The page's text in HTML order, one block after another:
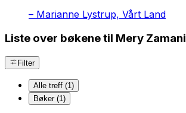
– Marianne Lystrup, Vårt Land
Liste over bøkene til Mery Zamani
Filter
Alle treff (1)
Bøker (1)